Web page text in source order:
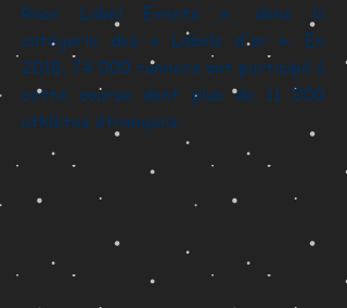
Race Label Events », dans la
catégorie des « Labels d'or ». En
2018, 74 000 runners ont participé à
cette course dont plus de 11 000
athlètes étrangers.
essai 1
essai 2